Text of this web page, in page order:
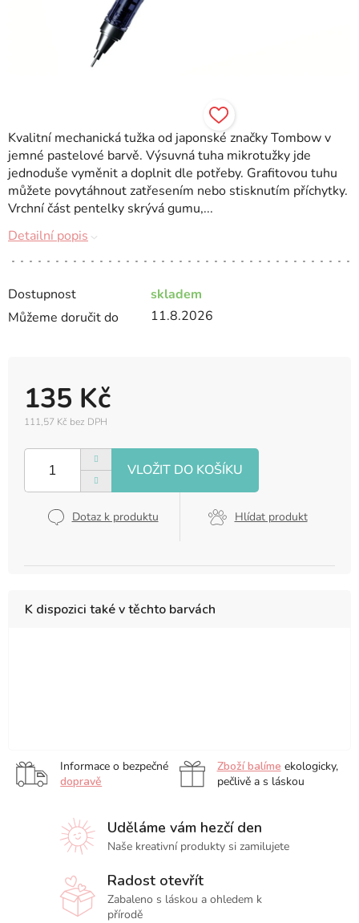
Dostupnost
skladem
Můžeme doručit do
11.8.2026
135 Kč
111,57 Kč bez DPH
cena:
Dotaz k produktu Hlídat produkt
Kvalitní mechanická tužka od japonské značky Tombow v
jemné pastelové barvě. Výsuvná tuha mikrotužky jde
jednoduše vyměnit a doplnit dle potřeby. Grafitovou tuhu
můžete povytáhnout zatřesením nebo stisknutím příchytky.
Vrchní část pentelky skrývá gumu,...
Detailní popis
K dispozici také v těchto barvách
Blue
Green
MONO
Graph,
Coral
MONO
Graph,
Cream
Informace o bezpečné
dopravě
Zboží balíme ekologicky,
pečlivě a s láskou
Uděláme vám hezčí den
Naše kreativní produkty si zamilujete
Radost otevřít
Zabaleno s láskou a ohledem k
přírodě